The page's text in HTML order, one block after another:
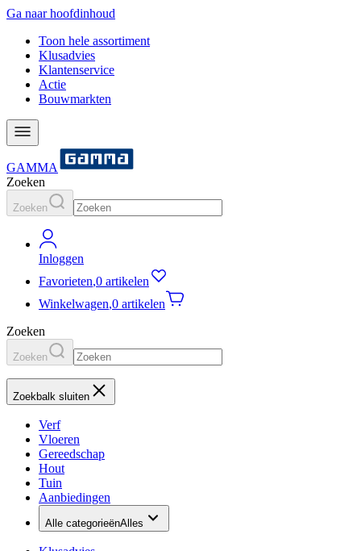
Ga naar hoofdinhoud
Toon hele assortiment
Klusadvies
Klantenservice
Actie
Bouwmarkten
GAMMA
Zoeken
Zoeken
Inloggen
Favorieten,0 artikelen
Winkelwagen,0 artikelen
Zoeken
Zoeken
Zoekbalk sluiten
Verf
Vloeren
Gereedschap
Hout
Tuin
Aanbiedingen
Alle categorieënAlles